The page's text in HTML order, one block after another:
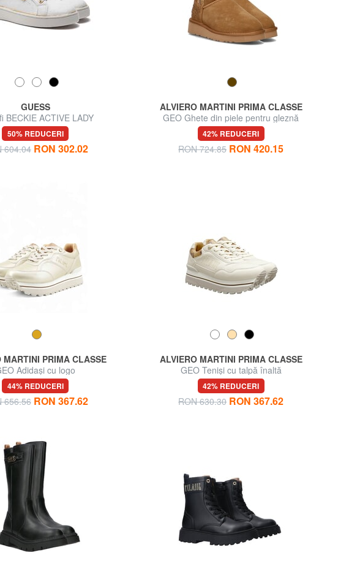
GUESS
BECKIE ACTIVE LADY
50% REDUCERI
604.04 RON 302.02
ALVIERO MARTINI PRIMA CLASSE
GEO Ghete din piele pentru gleznă
42% REDUCERI
RON 724.85 RON 420.15
MARTINI PRIMA CLASSE
Adidași cu logo
44% REDUCERI
656.56 RON 367.62
ALVIERO MARTINI PRIMA CLASSE
GEO Teniși cu talpă înaltă
42% REDUCERI
RON 630.30 RON 367.62